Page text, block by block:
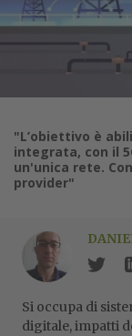
"L’obiettivo è
integrata, con il
un'unica rete.
provider"
Si occupa di
digitale, impatti